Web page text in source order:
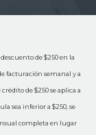
de $250 en la
facturación semanal y a
de $250 se aplica a
sea inferior a $250, se
completa en lugar